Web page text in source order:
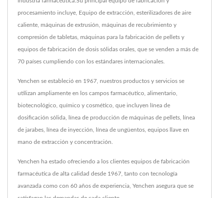
procesamiento incluye, Equipo de extracción, esterilizadores de aire
caliente, máquinas de extrusión, máquinas de recubrimiento y
compresión de tabletas, máquinas para la fabricación de pellets y
equipos de fabricación de dosis sólidas orales, que se venden a más de
70 países cumpliendo con los estándares internacionales.
Yenchen se estableció en 1967, nuestros productos y servicios se
utilizan ampliamente en los campos farmacéutico, alimentario,
biotecnológico, químico y cosmético, que incluyen línea de
dosificación sólida, línea de producción de máquinas de pellets, línea
de jarabes, línea de inyección, línea de ungüentos, equipos llave en
mano de extracción y concentración.
Yenchen ha estado ofreciendo a los clientes equipos de fabricación
farmacéutica de alta calidad desde 1967, tanto con tecnología
avanzada como con 60 años de experiencia, Yenchen asegura que se